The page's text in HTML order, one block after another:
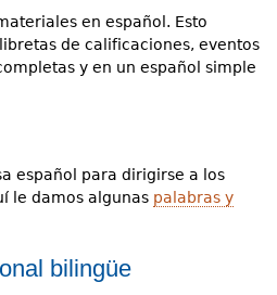
en español. Esto
de calificaciones, eventos
y en un español simple
español para dirigirse a los
le damos algunas palabras y
bilingüe